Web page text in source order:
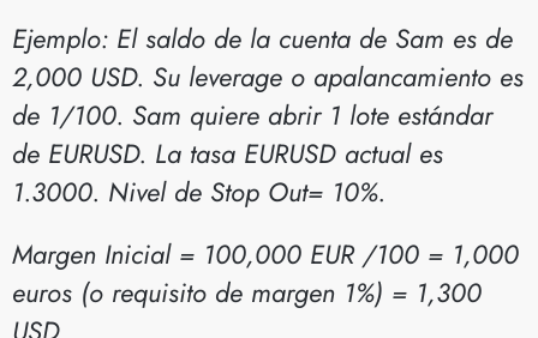
Ejemplo: El saldo de la cuenta de Sam es de
2,000 USD. Su leverage o apalancamiento es
de 1/100. Sam quiere abrir 1 lote estándar
de EURUSD. La tasa EURUSD actual es
1.3000. Nivel de Stop Out= 10%.
Margen Inicial = 100,000 EUR /100 = 1,000
euros (o requisito de margen 1%) = 1,300
USD